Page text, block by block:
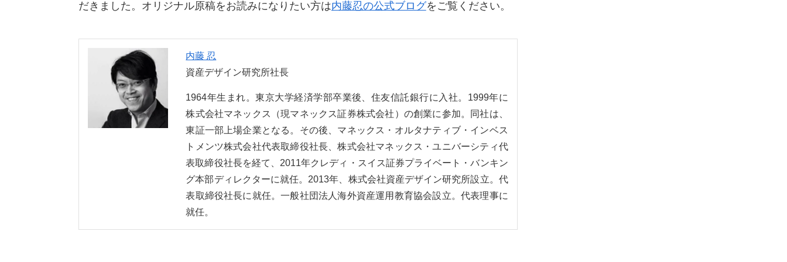
だきました。オリジナル原稿をお読みになりたい方は内藤忍の公式ブログをご覧ください。
内藤 忍
資産デザイン研究所社長
1964年生まれ。東京大学経済学部卒業後、住友信託銀行に入社。1999年に
株式会社マネックス（現マネックス証券株式会社）の創業に参加。同社は、
東証一部上場企業となる。その後、マネックス・オルタナティブ・インベス
トメンツ株式会社代表取締役社長、株式会社マネックス・ユニバーシティ代
表取締役社長を経て、2011年クレディ・スイス証券プライベート・バンキン
グ本部ディレクターに就任。2013年、株式会社資産デザイン研究所設立。代
表取締役社長に就任。一般社団法人海外資産運用教育協会設立。代表理事に
就任。